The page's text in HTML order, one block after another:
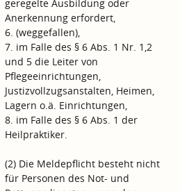
geregelte Ausbildung oder
Anerkennung erfordert,
6. (weggefallen),
7. im Falle des § 6 Abs. 1 Nr. 1,2
und 5 die Leiter von
Pflegeeinrichtungen,
Justizvollzugsanstalten, Heimen,
Lagern o.ä. Einrichtungen,
8. im Falle des § 6 Abs. 1 der
Heilpraktiker.
(2) Die Meldepflicht besteht nicht
für Personen des Not- und